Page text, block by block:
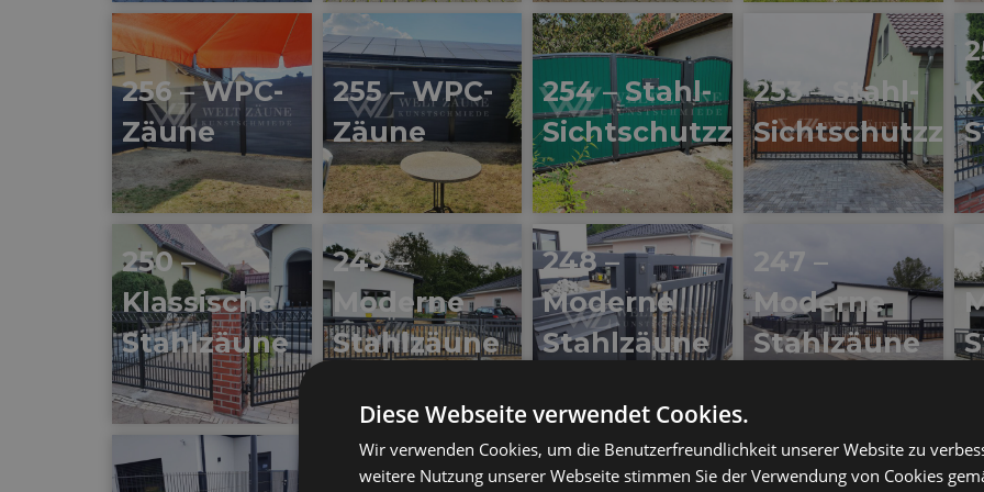
256 – WPC-
Zäune
255 – WPC-
Zäune
254 – Stahl-
Sichtschutzzäune
253 – Stahl-
250 –
Klassische
Stahlzäune
249 –
Moderne
Stahlzäune
248 –
Moderne
Stahlzäune
247 –
Moderne
Stahlzäune
243 –
242 –
241 –
Diese Webseite verwendet Cookies.
Wir verwenden Cookies, um die Benutzerfreundlichkeit unserer Website zu
weitere Nutzung unserer Webseite stimmen Sie der Verwendung von Cookies